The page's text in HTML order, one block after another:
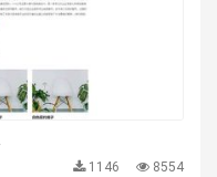
1146 8554